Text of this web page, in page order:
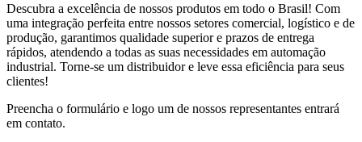
Descubra a excelência de nossos produtos em todo o Brasil! Com
uma integração perfeita entre nossos setores comercial, logístico e de
produção, garantimos qualidade superior e prazos de entrega
rápidos, atendendo a todas as suas necessidades em automação
industrial. Torne-se um distribuidor e leve essa eficiência para seus
clientes!
Preencha o formulário e logo um de nossos representantes entrará
em contato.